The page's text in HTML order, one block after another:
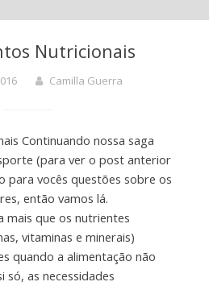
Nutricionais
Camilla Guerra
Continuando nossa saga
(para ver o post anterior
para vocês questões sobre os
então vamos lá.
mais que os nutrientes
vitaminas e minerais)
quando a alimentação não
só, as necessidades